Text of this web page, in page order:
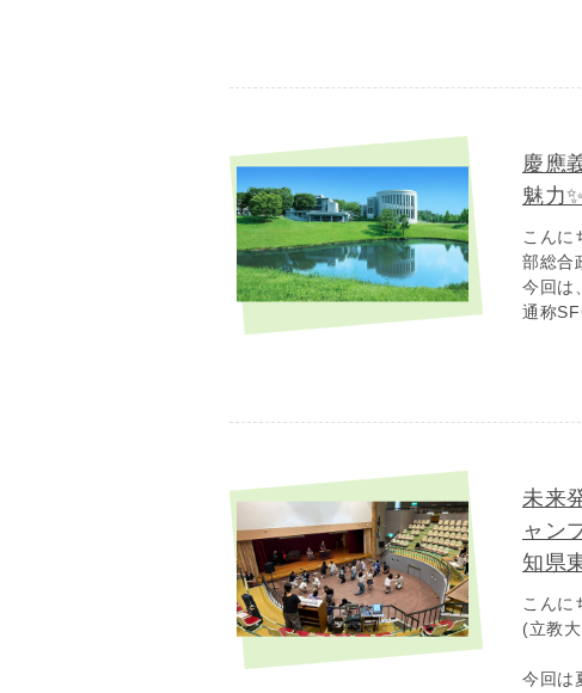
慶應
魅力✨
こんに
部総合
今回は
通称
未来
ャン
知県
こんに
(立教
今回は